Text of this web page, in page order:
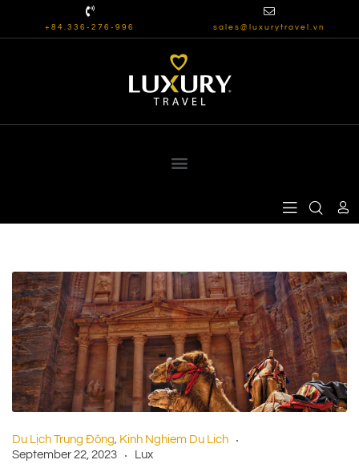
+84.336-276-996 sales@luxurytravel.vn
Du Lịch Trung Đông, Kinh Nghiem Du Lich
September 22, 2023
Lux